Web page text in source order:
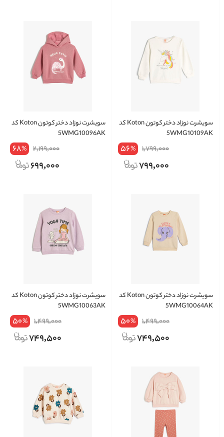
سویشرت نوزاد دختر کوتون Koton کد
5WMG10109AK
1,799,000
56%
799,000
سویشرت نوزاد دختر کوتون Koton کد
5WMG10096AK
2,199,000
68%
699,000
سویشرت نوزاد دختر کوتون Koton کد
5WMG10064AK
1,499,000
50%
749,500
سویشرت نوزاد دختر کوتون Koton کد
5WMG10063AK
1,499,000
50%
749,500